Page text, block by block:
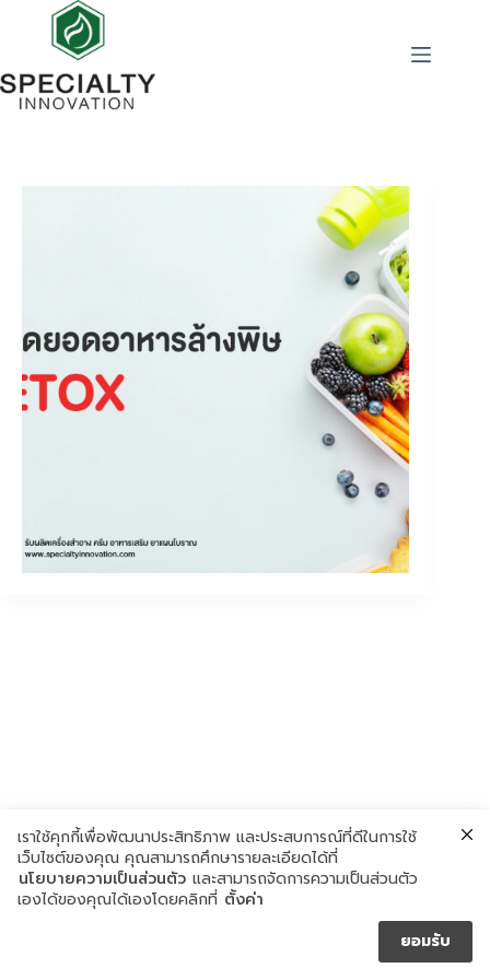
เราใช้คุกกี้เพื่อพัฒนาประสิทธิภาพ และประสบการณ์ที่ดีในการใช้
เว็บไซต์ของคุณ คุณสามารถศึกษารายละเอียดได้ที่
นโยบายความเป็นส่วนตัว และสามารถจัดการความเป็นส่วนตัว
เองได้ของคุณได้เองโดยคลิกที่ ตั้งค่า
ยอมรับ